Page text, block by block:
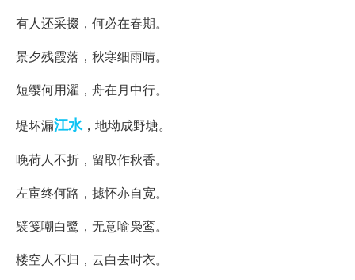
有人还采掇，何必在春期。
景夕残霞落，秋寒细雨晴。
短缨何用濯，舟在月中行。
堤坏漏江水，地坳成野塘。
晚荷人不折，留取作秋香。
左宦终何路，摅怀亦自宽。
襞笺嘲白鹭，无意喻枭鸾。
楼空人不归，云白去时衣。